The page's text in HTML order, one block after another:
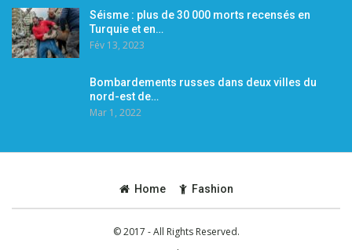
Séisme : plus de 30 000 morts recensés en
Turquie et en…
Fév 13, 2023
Bombardements russes dans deux villes du
nord-est de…
Mar 1, 2022
Home Fashion
© 2017 - All Rights Reserved.